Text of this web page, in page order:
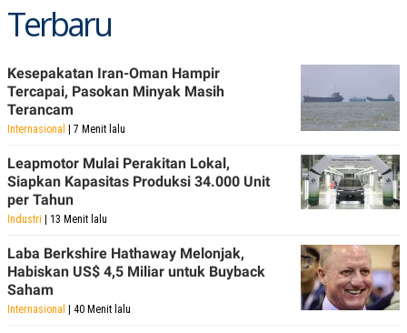
Terbaru
Kesepakatan Iran-Oman Hampir
Tercapai, Pasokan Minyak Masih
Terancam
Internasional | 7 Menit lalu
Leapmotor Mulai Perakitan Lokal,
Siapkan Kapasitas Produksi 34.000 Unit
per Tahun
Industri | 13 Menit lalu
Laba Berkshire Hathaway Melonjak,
Habiskan US$ 4,5 Miliar untuk Buyback
Saham
Internasional | 40 Menit lalu